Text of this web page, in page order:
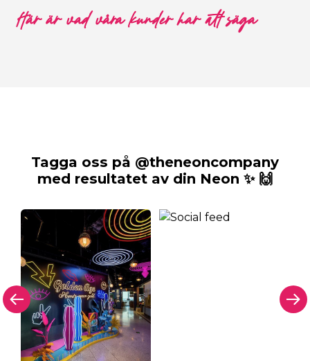
Här är vad våra kunder har att säga
Tagga oss på @theneoncompany
med resultatet av din Neon ✨ 🙌